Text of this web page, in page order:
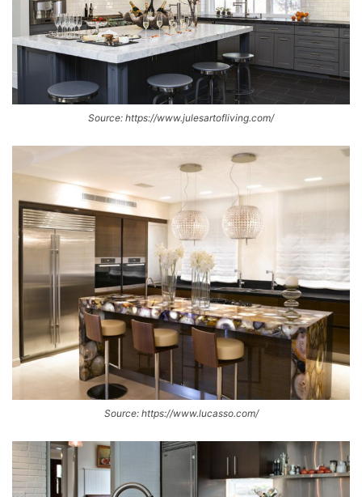
Source: https://www.julesartofliving.com/
Source: https://www.lucasso.com/